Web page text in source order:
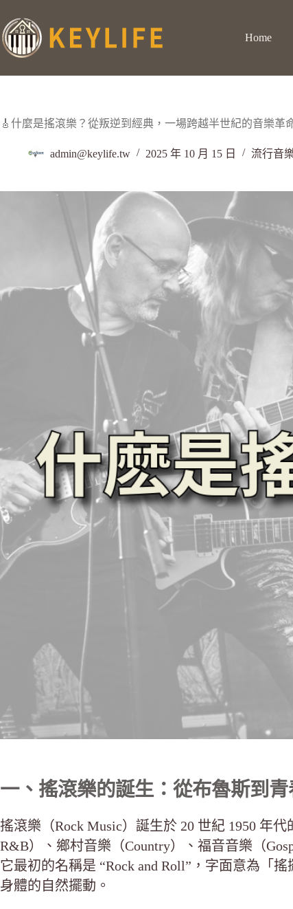
Home
🎸什麼是搖滾樂？從叛逆到經典，一場跨越半世紀的音樂革
admin@keylife.tw 2025 年 10 月 15 日 流行音
一、搖滾樂的誕生：從布魯斯到
搖滾樂（Rock Music）誕生於 20 世紀 1950 年
R&B）、鄉村音樂（Country）、福音音樂（
它最初的名稱是 “Rock and Roll”，字面意為「
身體的自然擺動。